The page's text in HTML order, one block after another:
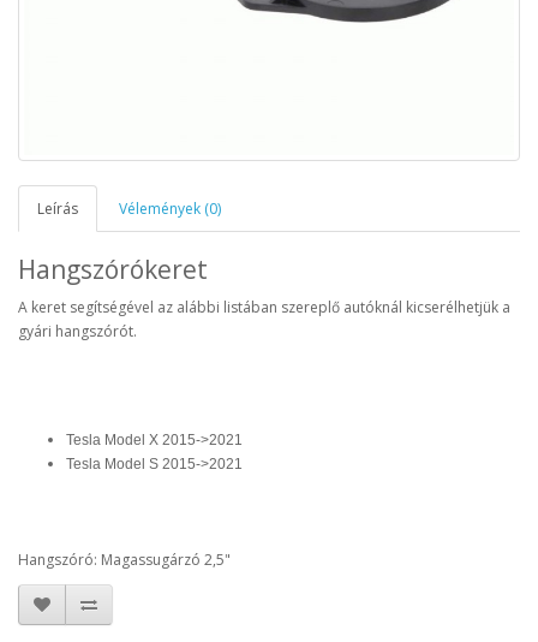
Leírás Vélemények (0)
Hangszórókeret
A keret segítségével az alábbi listában szereplő autóknál kicserélhetjük a
gyári hangszórót.
Tesla Model X 2015->2021
Tesla Model S 2015->2021
Hangszóró: Magassugárzó 2,5"